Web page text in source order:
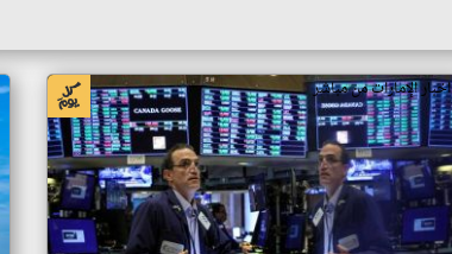
اخبار الإمارات من مباشر